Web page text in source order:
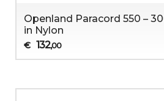
Openland Paracord 550 –
in Nylon
€ 132,00